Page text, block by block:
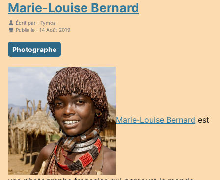
Marie-Louise Bernard
Écrit par : Tymoa
Publié le : 14 Août 2019
Photographe
Marie-Louise Bernard est